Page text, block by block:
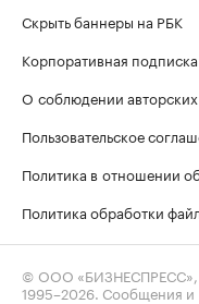
Скрыть баннеры на РБК
Корпоративная подписка
О соблюдении
Пользовательское
Политика в отношении
Политика обработки
© ООО
1995–2026. Сообщения